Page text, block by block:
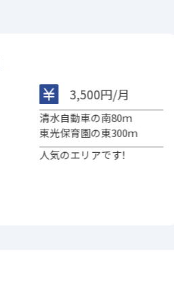
3,500円/月
清水自動車の南80ｍ
東光保育園の東300ｍ
人気のエリアです！